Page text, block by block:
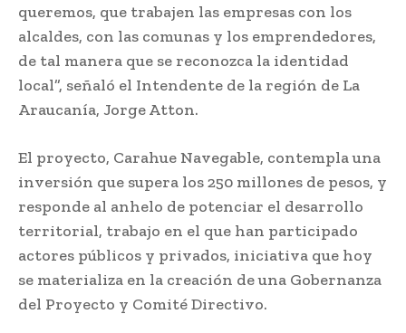
queremos, que trabajen las empresas con los
alcaldes, con las comunas y los emprendedores,
de tal manera que se reconozca la identidad
local”, señaló el Intendente de la región de La
Araucanía, Jorge Atton.
El proyecto, Carahue Navegable, contempla una
inversión que supera los 250 millones de pesos, y
responde al anhelo de potenciar el desarrollo
territorial, trabajo en el que han participado
actores públicos y privados, iniciativa que hoy
se materializa en la creación de una Gobernanza
del Proyecto y Comité Directivo.